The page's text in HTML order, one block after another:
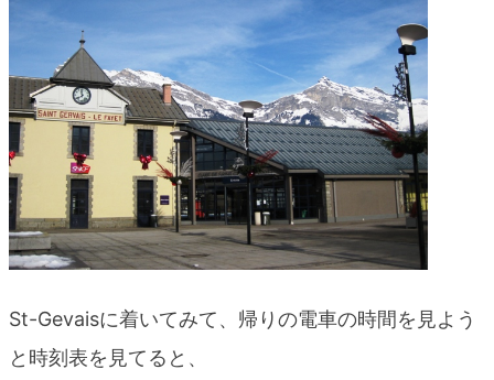
St-Gevaisに着いてみて、帰りの電車の時間を見よう
と時刻表を見てると、